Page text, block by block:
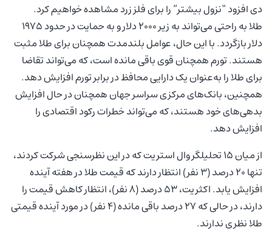
دی افزود “نزول بیشتر” را برای فلز زرد مشاهده خواهیم کرد.
طلا به راحتی می‌تواند به زیر ۲۰۰۰ دلار و به حمایت در حدود ۱۹۷۵
دلار بازگردد. با این حال، عوامل بلندمدت همچنان برای طلا مثبت
هستند. تورم همچنان قوی باقی مانده است، که می‌تواند تقاضا
برای طلا را به‌عنوان یک دارایی محافظ در برابر تورم افزایش دهد.
همچنین، بانک‌های مرکزی سراسر جهان همچنان در حال افزایش
بدهی‌های خود هستند، که می‌تواند خطرات رکود اقتصادی را
افزایش دهد.
از میان ۱۵ تحلیلگر وال استریت که در این نظرسنجی شرکت کردند،
تنها ۲۰ درصد (۳ نفر) انتظار دارند که قیمت طلا در هفته آینده
افزایش یابد. اکثریت، ۵۳ درصد (۸ نفر)، انتظار کاهش قیمت را
دارند، در حالی که ۲۷ درصد باقی مانده (۴ نفر) در مورد آینده قیمتی
طلا نظری ندارند.